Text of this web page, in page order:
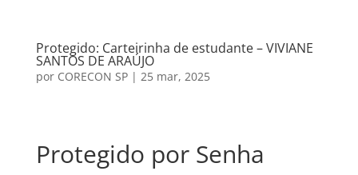
Protegido: Carteirinha de estudante – VIVIANE
SANTOS DE ARAÚJO
por CORECON SP| 25 mar, 2025
Protegido por Senha